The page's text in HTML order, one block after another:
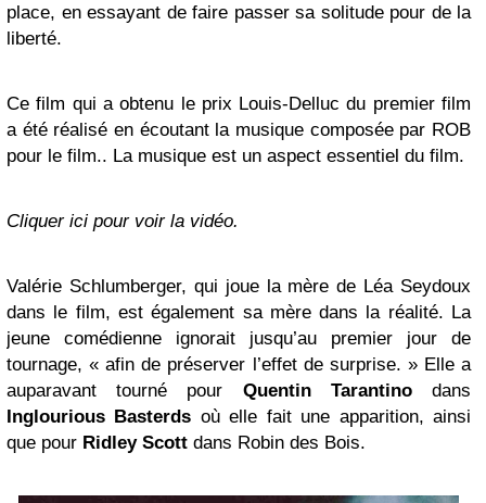
place, en essayant de faire passer sa solitude pour de la
liberté.
Ce film qui a obtenu le prix Louis-Delluc du premier film
a été réalisé en écoutant la musique composée par ROB
pour le film.. La musique est un aspect essentiel du film.
Cliquer ici pour voir la vidéo.
Valérie Schlumberger, qui joue la mère de Léa Seydoux
dans le film, est également sa mère dans la réalité. La
jeune comédienne ignorait jusqu’au premier jour de
tournage, « afin de préserver l’effet de surprise. » Elle a
auparavant tourné pour Quentin Tarantinodans
Inglourious Basterds où elle fait une apparition, ainsi
que pour Ridley Scott dans Robin des Bois.